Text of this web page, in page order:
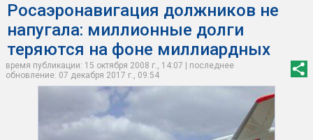
Росаэронавигация должников не
напугала: миллионные долги
теряются на фоне миллиардных
время публикации: 15 октября 2008 г., 14:07 | последнее
обновление: 07 декабря 2017 г., 09:54